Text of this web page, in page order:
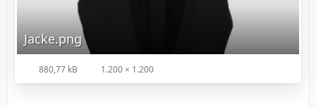
Jacke.png
880,77 kB 1.200 × 1.200